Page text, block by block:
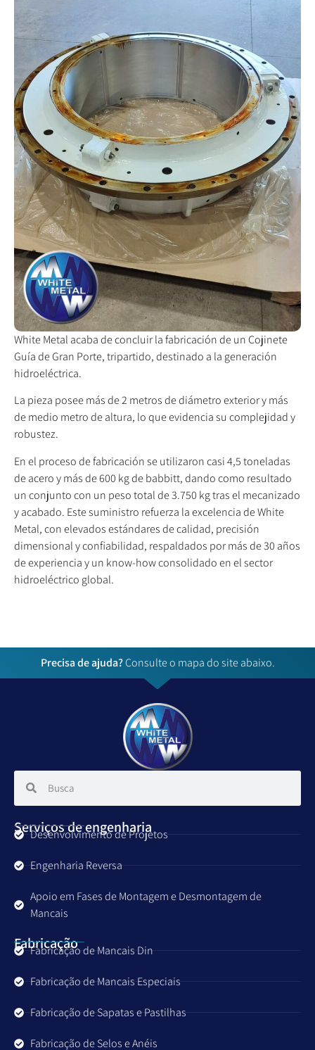
White Metal acaba de concluir la fabricación de un Cojinete
Guía de Gran Porte, tripartido, destinado a la generación
hidroeléctrica.
La pieza posee más de 2 metros de diámetro exterior y más
de medio metro de altura, lo que evidencia su complejidad y
robustez.
En el proceso de fabricación se utilizaron casi 4,5 toneladas
de acero y más de 600 kg de babbitt, dando como resultado
un conjunto con un peso total de 3.750 kg tras el mecanizado
y acabado. Este suministro refuerza la excelencia de White
Metal, con elevados estándares de calidad, precisión
dimensional y confiabilidad, respaldados por más de 30 años
de experiencia y un know-how consolidado en el sector
hidroeléctrico global.
Precisa de ajuda?Consulte o mapa do site abaixo.
Serviços de engenharia
Desenvolvimento de Projetos
Engenharia Reversa
Apoio em Fases de Montagem e Desmontagem de
Mancais
Fabricação
Fabricação de Mancais Din
Fabricação de Mancais Especiais
Fabricação de Sapatas e Pastilhas
Fabricação de Selos e Anéis